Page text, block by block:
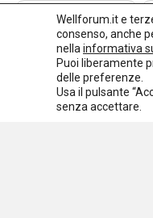
Normativa europea
I seminari di Welforum
Spazio ai promotori
Wellforum.it e
consenso, anche
nella informativa
Puoi liberamente
delle preferenze.
Usa il pulsante
senza accettare.